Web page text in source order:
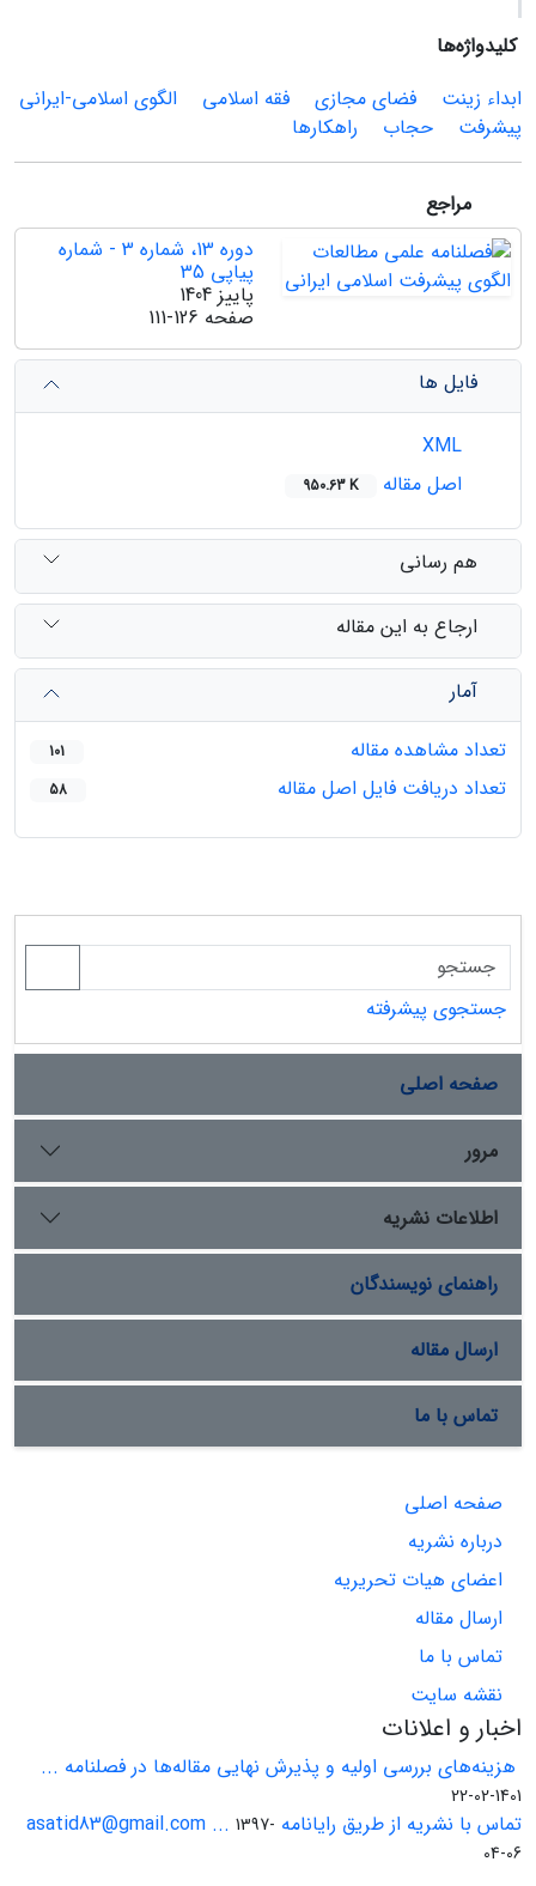
کلیدواژه‌ها
ابداء زینت
فضای مجازی فقه اسلامی
الگوی اسلامی-ایرانی
پیشرفت
حجاب راهکارها
مراجع
دوره 13، شماره 3 - شماره
پیاپی 35
پاییز 1404
صفحه 111-126
فایل ها
اصل مقاله
950.63 K
هم رسانی
ارجاع به این مقاله
آمار
تعداد مشاهده مقاله
101
تعداد دریافت فایل اصل مقاله 58
جستجوی پیشرفته
صفحه اصلی
مرور
اطلاعات نشریه
راهنمای نویسندگان
ارسال مقاله
تماس با ما
صفحه اصلی
درباره نشریه
اعضای هیات تحریریه
ارسال مقاله
تماس با ما
نقشه سایت
اخبار و اعلانات
هزینه‌های بررسی اولیه و پذیرش نهایی مقاله‌ها در فصلنامه ...
1401-02-22
تماس با نشریه از طریق رایانامه asatid83@gmail.com ... 1397-
04-06